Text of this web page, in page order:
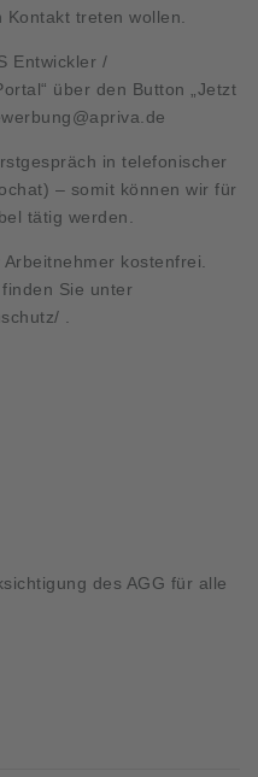
treten wollen.
Entwickler /
über den Button „Jetzt
in telefonischer
– somit können wir für
tätig werden.
kostenfrei.
Sie unter
des AGG für alle